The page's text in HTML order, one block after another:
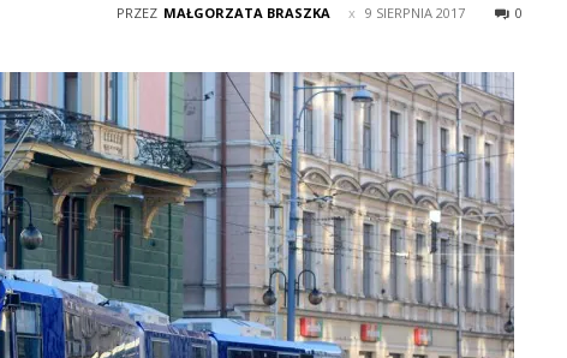
PRZEZ MAŁGORZATA BRASZKA 9 SIERPNIA 2017 0